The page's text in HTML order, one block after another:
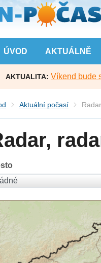
ÚVOD AKTUÁLNĚ
AKTUALITA: Víkend bude
Aktuální počasí